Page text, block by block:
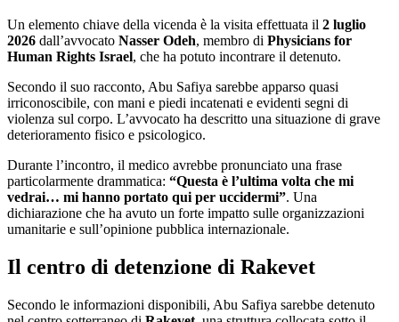
Un elemento chiave della vicenda è la visita effettuata il 2 luglio
2026 dall’avvocato Nasser Odeh, membro di Physicians for
Human Rights Israel, che ha potuto incontrare il detenuto.
Secondo il suo racconto, Abu Safiya sarebbe apparso quasi
irriconoscibile, con mani e piedi incatenati e evidenti segni di
violenza sul corpo. L’avvocato ha descritto una situazione di grave
deterioramento fisico e psicologico.
Durante l’incontro, il medico avrebbe pronunciato una frase
particolarmente drammatica: “Questa è l’ultima volta che mi
vedrai… mi hanno portato qui per uccidermi”. Una
dichiarazione che ha avuto un forte impatto sulle organizzazioni
umanitarie e sull’opinione pubblica internazionale.
Il centro di detenzione di Rakevet
Secondo le informazioni disponibili, Abu Safiya sarebbe detenuto